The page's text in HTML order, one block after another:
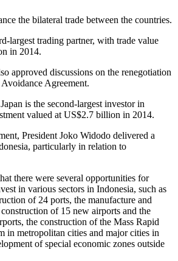
the bilateral trade between the countries.
largest trading partner, with trade value
in 2014.
approved discussions on the renegotiation
Agreement.
is the second-largest investor in
valued at US$2.7 billion in 2014.
President Joko Widodo delivered a
particularly in relation to
there were several opportunities for
in various sectors in Indonesia, such as
of 24 ports, the manufacture and
of 15 new airports and the
the construction of the Mass Rapid
in metropolitan cities and major cities in
of special economic zones outside